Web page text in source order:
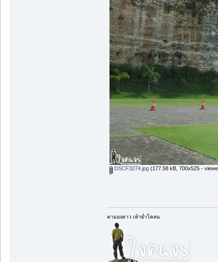
DSCF3274.jpg(177.58 kB, 700x525 -
ตามองดาว เท้าย่ำโคลน